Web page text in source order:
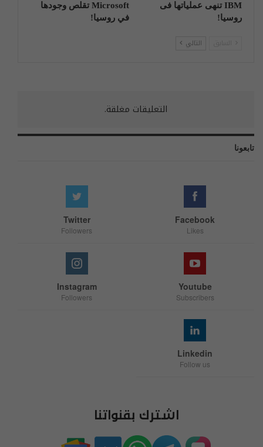
IBM تنهی عملیاتها فی
روسیا!
Microsoft تقلص وجودها
في روسيا!
التالي
التعليقات مغلقة.
تابعونا
Facebook
Likes
Twitter
Followers
Youtube
Subscribers
Instagram
Followers
Linkedin
Follow us
اشترك بقنواتنا